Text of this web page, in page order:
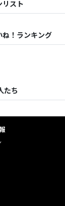
リスト
！ランキング
たち